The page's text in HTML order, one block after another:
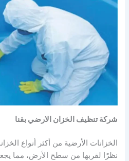
شركة تنظيف الخزان الارضي بقنا
الخزانات الأرضية من أكثر أنواع
نظرًا لقربها من سطح الأرض، مما